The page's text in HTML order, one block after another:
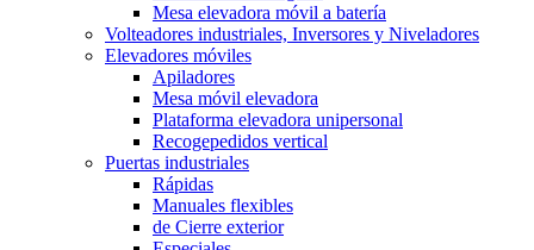
Mesa elevadora móvil a batería
Volteadores industriales, Inversores y Niveladores
Elevadores móviles
Apiladores
Mesa móvil elevadora
Plataforma elevadora unipersonal
Recogepedidos vertical
Puertas industriales
Rápidas
Manuales flexibles
de Cierre exterior